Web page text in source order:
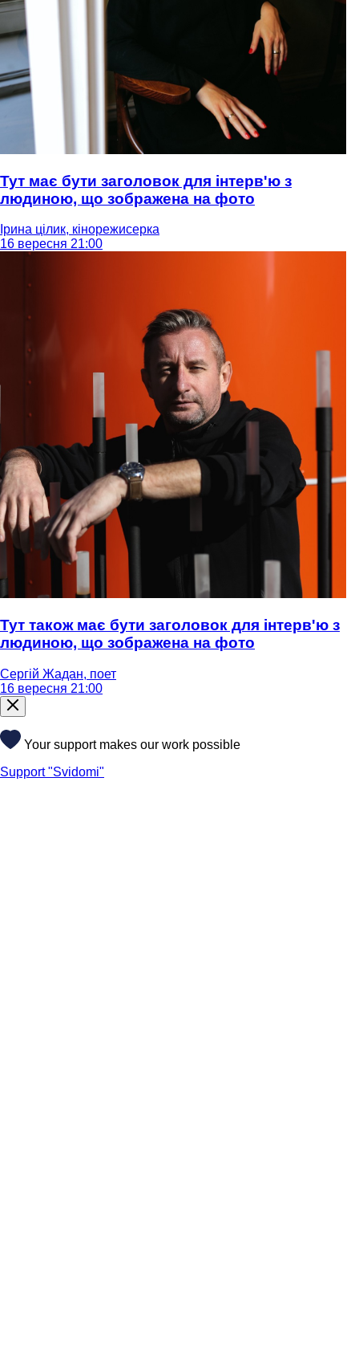
Тут має бути заголовок для інтерв'ю з
людиною, що зображена на фото
Ірина цілик, кінорежисерка
16 вересня 21:00
Тут також має бути заголовок для інтерв'ю з
людиною, що зображена на фото
Сергій Жадан, поет
16 вересня 21:00
Your support makes our work possible
Support "Svidomi"